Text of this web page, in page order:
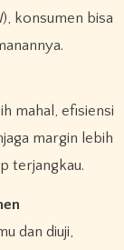
), konsumen bisa
mahal, efisiensi
margin lebih
terjangkau.
dan diuji,